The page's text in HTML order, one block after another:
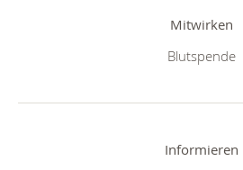
Mitwirken
Blutspende
Informieren